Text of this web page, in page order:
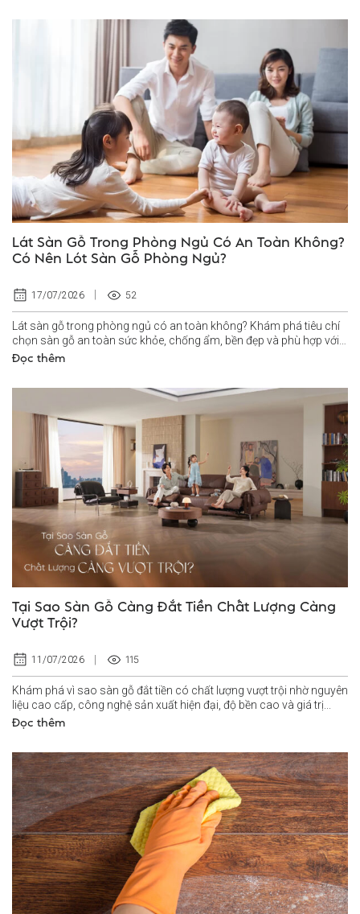
Lát Sàn Gỗ Trong Phòng Ngủ Có An Toàn Không?
Có Nên Lót Sàn Gỗ Phòng Ngủ?
17/07/2026 52
Lát sàn gỗ trong phòng ngủ có an toàn không? Khám phá tiêu chí
chọn sàn gỗ an toàn sức khỏe, chống ẩm, bền đẹp và phù hợp với
không...
Đọc thêm
Tại Sao Sàn Gỗ Càng Đắt Tiền Chất Lượng Càng
Vượt Trội?
11/07/2026 115
Khám phá vì sao sàn gỗ đắt tiền có chất lượng vượt trội nhờ nguyên
liệu cao cấp, công nghệ sản xuất hiện đại, độ bền cao và giá trị...
Đọc thêm